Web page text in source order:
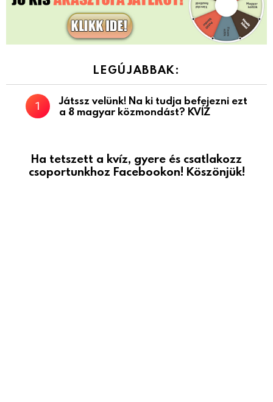
LEGÚJABBAK:
Játssz velünk! Na ki tudja befejezni ezt
a 8 magyar közmondást? KVÍZ
Ha tetszett a kvíz, gyere és csatlakozz
csoportunkhoz Facebookon! Köszönjük!